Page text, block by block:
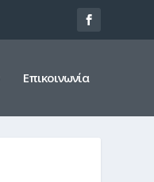
Επικοινωνία